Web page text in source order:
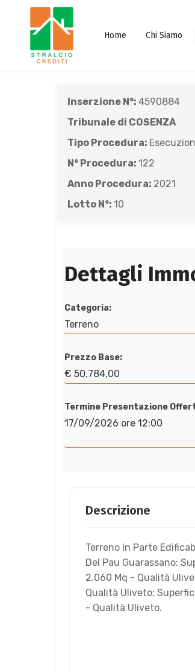
Home Chi Siamo
Inserzione N°: 4590884
Tribunale di COSENZA
Tipo Procedura:
N° Procedura: 122
Anno Procedura: 2021
Lotto N°: 10
Dettagli
Categoria:
Terreno
Prezzo Base:
€ 50.784,00
Termine Presentazione
17/09/2026 ore 12:00
Descrizione
Terreno In Parte
Del Pau Guarassano:
2.060 Mq - Qualità
Qualità Uliveto;
- Qualità Uliveto.